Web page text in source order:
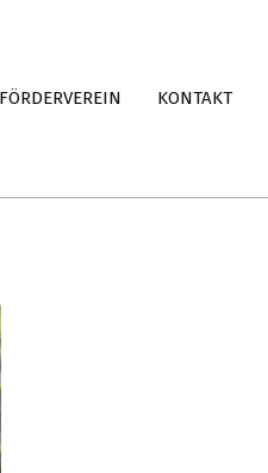
FÖRDERVEREIN KONTAKT